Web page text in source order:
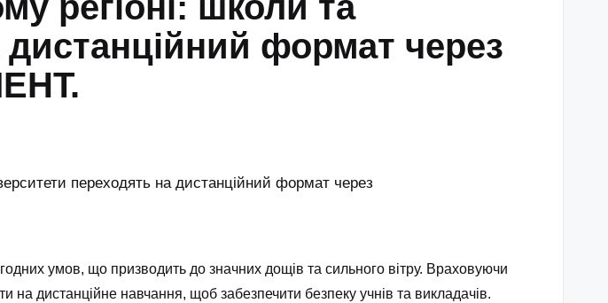
дистанційний формат через
умов, що призводить до значних дощів та сильного вітру. Враховуючи
на дистанційне навчання, щоб забезпечити безпеку учнів та викладачів.